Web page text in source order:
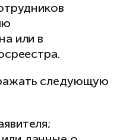
или в
следующую